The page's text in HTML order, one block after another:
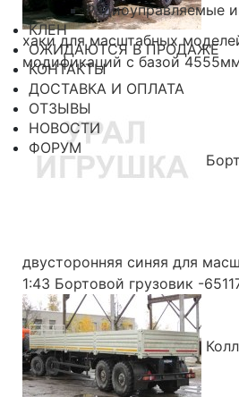
Радиоуправляемые
КЛЕН
ОЖИДАЮТСЯ В ПРОДАЖЕ
КОНТАКТЫ
ДОСТАВКА И ОПЛАТА
ОТЗЫВЫ
НОВОСТИ
ФОРУМ
хаки для масштабных
модификаций с базой
двусторонняя синяя для
1:43 Бортовой грузовик -